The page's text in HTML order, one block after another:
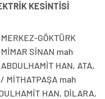
KESİNTİSİ
GÖKTÜRK
SİNAN mah
HAN, ATA,
MİTHATPAŞA mah
HAN, DİLARA,